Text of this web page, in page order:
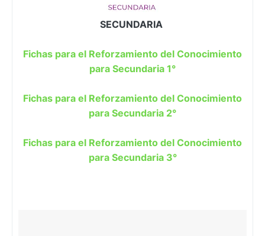
SECUNDARIA
Fichas para el Reforzamiento del Conocimiento
para Secundaria 1°
Fichas para el Reforzamiento del Conocimiento
para Secundaria 2°
Fichas para el Reforzamiento del Conocimiento
para Secundaria 3°